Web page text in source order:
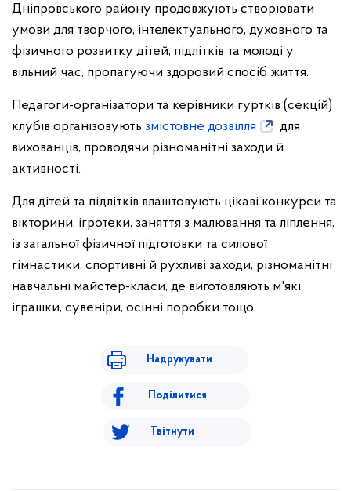
Дніпровського району продовжують створювати
умови для творчого, інтелектуального, духовного та
фізичного розвитку дітей, підлітків та молоді у
вільний час, пропагуючи здоровий спосіб життя.
Педагоги-організатори та керівники гуртків (секцій)
клубів організовують змістовне дозвілля
для
вихованців, проводячи різноманітні заходи й
активності.
Для дітей та підлітків влаштовують цікаві конкурси та
вікторини, ігротеки, заняття з малювання та ліплення,
із загальної фізичної підготовки та силової
гімнастики, спортивні й рухливі заходи, різноманітні
навчальні майстер-класи, де виготовляють м'які
іграшки, сувеніри, осінні поробки тощо.
Надрукувати
Поділитися
Твітнути